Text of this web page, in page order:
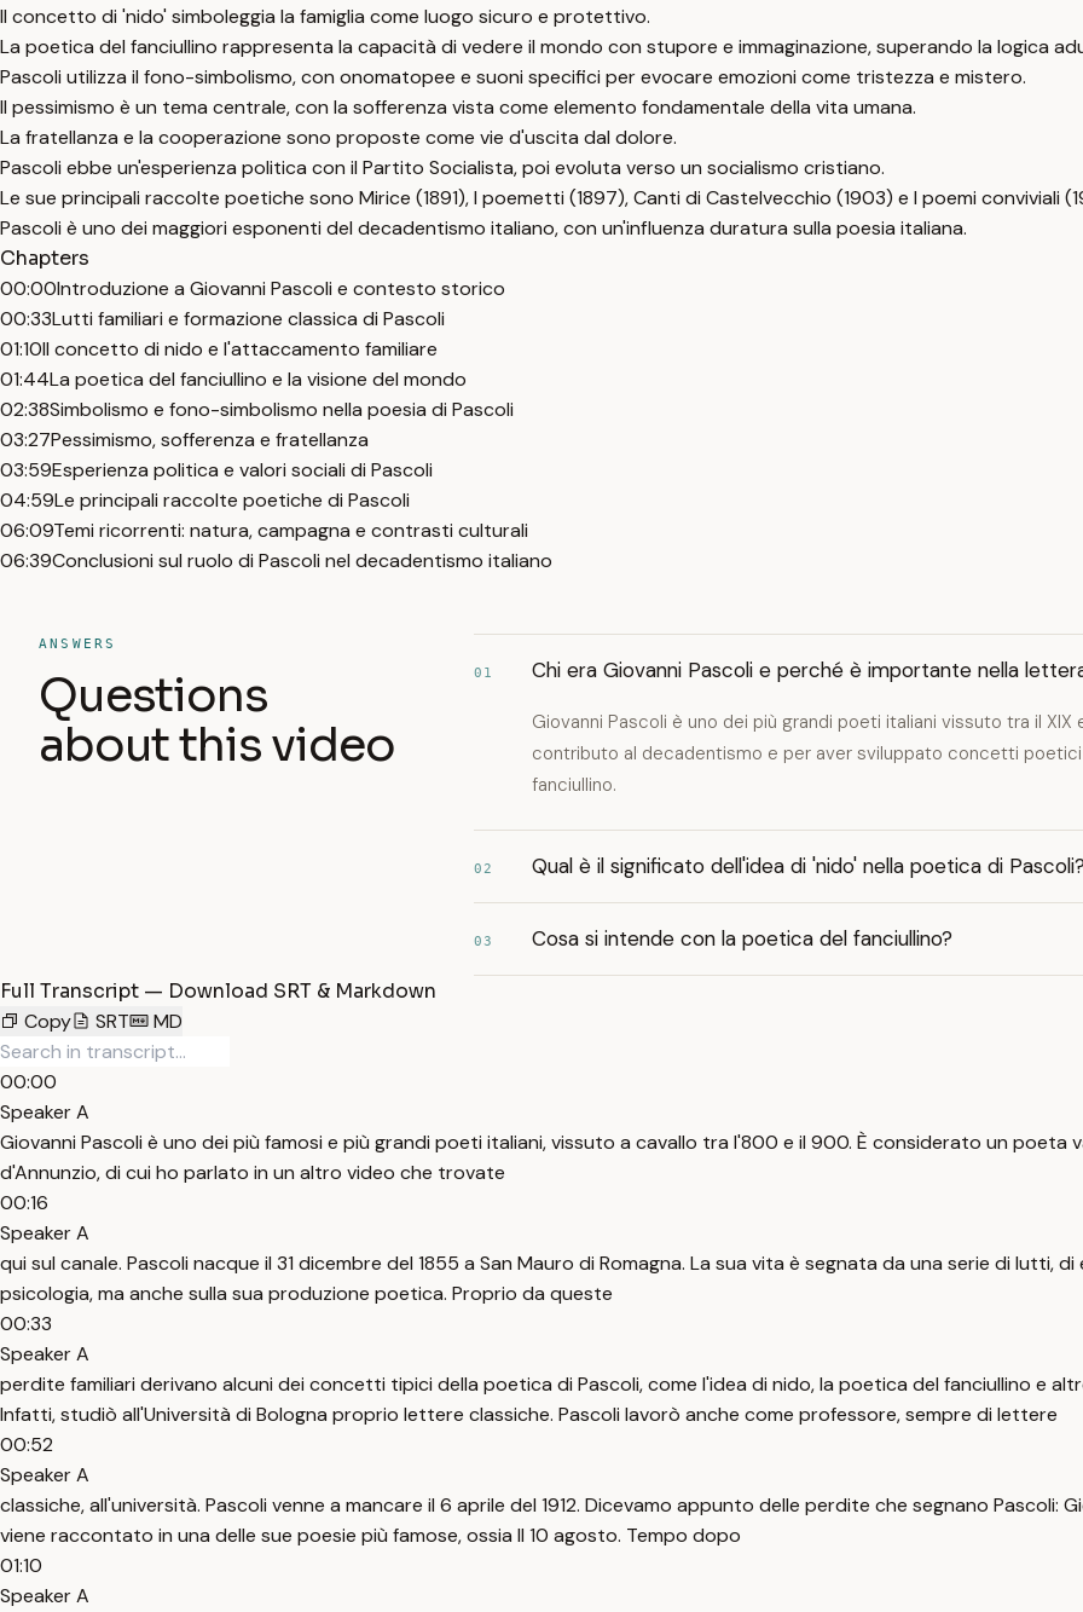
Il concetto di 'nido' simboleggia la famiglia come luogo sicuro e protettivo.
La poetica del fanciullino rappresenta la capacità di vedere il mondo con stupore e immaginazione, superando la logica
Pascoli utilizza il fono-simbolismo, con onomatopee e suoni specifici per evocare emozioni come tristezza e mistero.
Il pessimismo è un tema centrale, con la sofferenza vista come elemento fondamentale della vita umana.
La fratellanza e la cooperazione sono proposte come vie d'uscita dal dolore.
Pascoli ebbe un'esperienza politica con il Partito Socialista, poi evoluta verso un socialismo cristiano.
Le sue principali raccolte poetiche sono Mirice (1891), I poemetti (1897), Canti di Castelvecchio (1903) e I poemi conviviali
Pascoli è uno dei maggiori esponenti del decadentismo italiano, con un'influenza duratura sulla poesia italiana.
Chapters
00:00Introduzione a Giovanni Pascoli e contesto storico
00:33Lutti familiari e formazione classica di Pascoli
01:10Il concetto di nido e l'attaccamento familiare
01:44La poetica del fanciullino e la visione del mondo
02:38Simbolismo e fono-simbolismo nella poesia di Pascoli
03:27Pessimismo, sofferenza e fratellanza
03:59Esperienza politica e valori sociali di Pascoli
04:59Le principali raccolte poetiche di Pascoli
06:09Temi ricorrenti: natura, campagna e contrasti culturali
06:39Conclusioni sul ruolo di Pascoli nel decadentismo italiano
ANSWERS
Questions
about this video
01 Chi era Giovanni Pascoli e perché è importante nella
Giovanni Pascoli è uno dei più grandi poeti italiani vissuto tra il XIX
contributo al decadentismo e per aver sviluppato concetti
fanciullino.
02 Qual è il significato dell'idea di 'nido' nella poetica di
03 Cosa si intende con la poetica del fanciullino?
Full Transcript — Download SRT & Markdown
Copy
SRT MD
00:00
Speaker A
Giovanni Pascoli è uno dei più famosi e più grandi poeti italiani, vissuto a cavallo tra l'800 e il 900. È considerato un
d'Annunzio, di cui ho parlato in un altro video che trovate
00:16
Speaker A
qui sul canale. Pascoli nacque il 31 dicembre del 1855 a San Mauro di Romagna. La sua vita è segnata da una serie di lutti,
psicologia, ma anche sulla sua produzione poetica. Proprio da queste
00:33
Speaker A
perdite familiari derivano alcuni dei concetti tipici della poetica di Pascoli, come l'idea di nido, la poetica del fanciullino e
Infatti, studiò all'Università di Bologna proprio lettere classiche. Pascoli lavorò anche come professore, sempre di lettere
00:52
Speaker A
classiche, all'università. Pascoli venne a mancare il 6 aprile del 1912. Dicevamo appunto delle perdite che segnano
viene raccontato in una delle sue poesie più famose, ossia Il 10 agosto. Tempo dopo
01:10
Speaker A